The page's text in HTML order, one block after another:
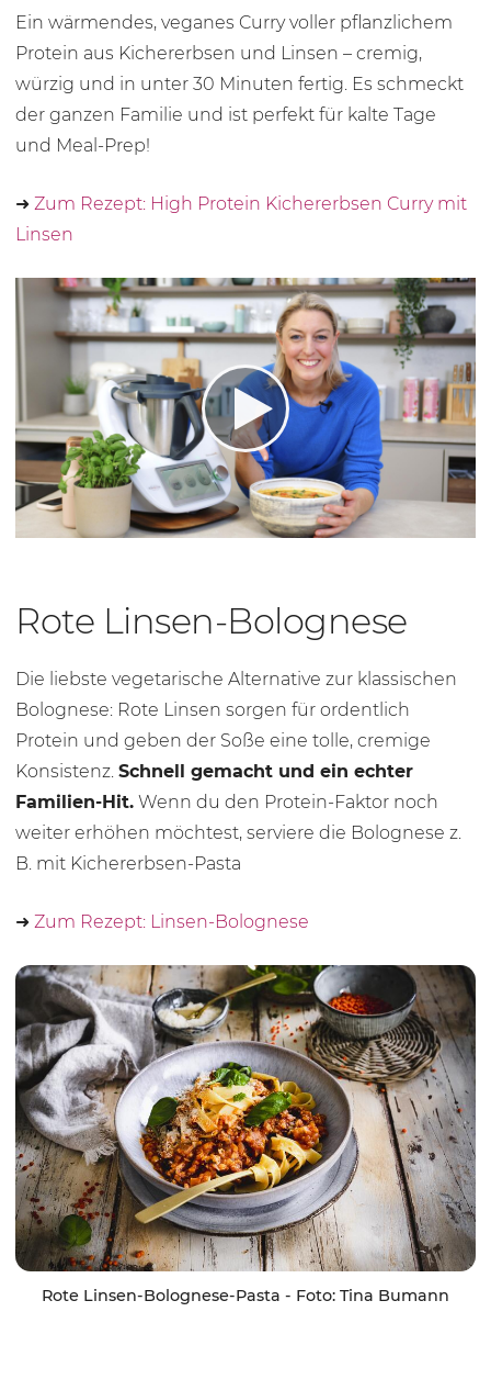
Ein wärmendes, veganes Curry voller pflanzlichem
Protein aus Kichererbsen und Linsen – cremig,
würzig und in unter 30 Minuten fertig. Es schmeckt
der ganzen Familie und ist perfekt für kalte Tage
und Meal-Prep!
➜ Zum Rezept: High Protein Kichererbsen Curry mit
Linsen
Rote Linsen-Bolognese
Die liebste vegetarische Alternative zur klassischen
Bolognese: Rote Linsen sorgen für ordentlich
Protein und geben der Soße eine tolle, cremige
Konsistenz. Schnell gemacht und ein echter
Familien-Hit. Wenn du den Protein-Faktor noch
weiter erhöhen möchtest, serviere die Bolognese z.
B. mit Kichererbsen-Pasta
➜ Zum Rezept: Linsen-Bolognese
Rote Linsen-Bolognese-Pasta - Foto: Tina Bumann